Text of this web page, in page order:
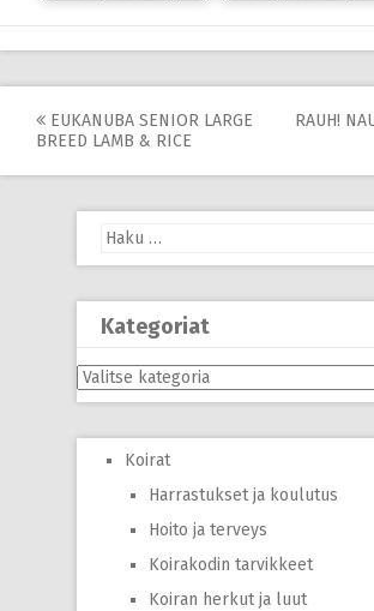
Post
EUKANUBA SENIOR LARGE
BREED LAMB & RICE
RAUH!
Haku:
Kategoriat
Kategoriat
Koirat
Harrastukset ja koulutus
Hoito ja terveys
Koirakodin tarvikkeet
Koiran herkut ja luut